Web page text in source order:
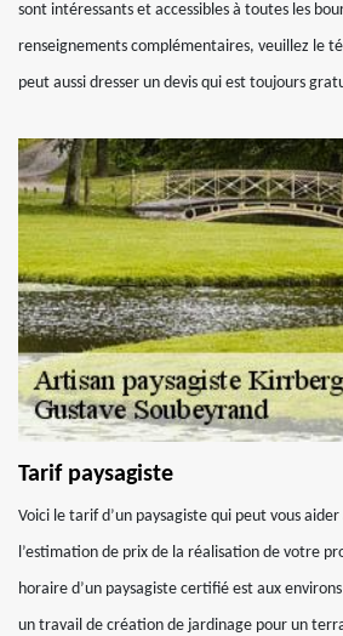
sont intéressants et accessibles à toutes les
renseignements complémentaires, veuillez le
peut aussi dresser un devis qui est toujours
Tarif paysagiste
Voici le tarif d’un paysagiste qui peut vous
l’estimation de prix de la réalisation de votre
horaire d’un paysagiste certifié est aux
un travail de création de jardinage pour un